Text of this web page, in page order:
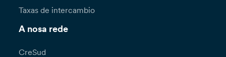
Taxas de intercambio
A nosa rede
CreSud